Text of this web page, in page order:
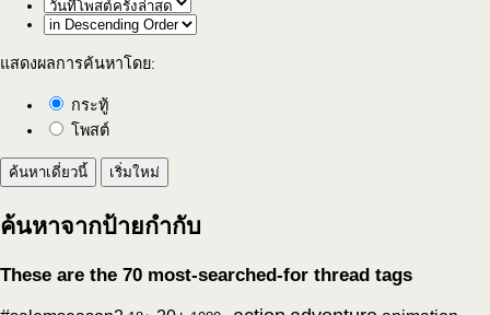
แสดงผลการค้นหาโดย:
กระทู้
โพสต์
ค้นหาจากป้ายกำกับ
These are the 70 most-searched-for thread tags